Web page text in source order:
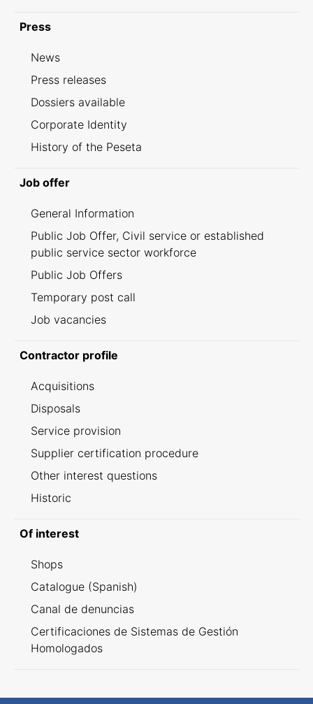
Press
News
Press releases
Dossiers available
Corporate Identity
History of the Peseta
Job offer
General Information
Public Job Offer, Civil service or established
public service sector workforce
Public Job Offers
Temporary post call
Job vacancies
Contractor profile
Acquisitions
Disposals
Service provision
Supplier certification procedure
Other interest questions
Historic
Of interest
Shops
Catalogue (Spanish)
Canal de denuncias
Certificaciones de Sistemas de Gestión
Homologados